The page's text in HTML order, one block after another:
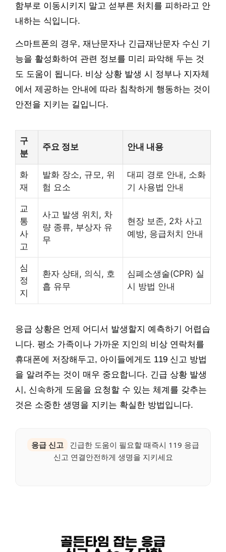
함부로 이동시키지 말고 섣부른 처치를 피하라고 안
내하는 식입니다.
스마트폰의 경우, 재난문자나 긴급재난문자 수신 기
능을 활성화하여 관련 정보를 미리 파악해 두는 것
도 도움이 됩니다. 비상 상황 발생 시 정부나 지자체
에서 제공하는 안내에 따라 침착하게 행동하는 것이
안전을 지키는 길입니다.
구
분
주요 정보 안내 내용
화
재
발화 장소, 규모, 위
험 요소
대피 경로 안내, 소화
기 사용법 안내
교
통
사
고
사고 발생 위치, 차
량 종류, 부상자 유
무
현장 보존, 2차 사고
예방, 응급처치 안내
심
정
지
환자 상태, 의식, 호
흡 유무
심폐소생술(CPR) 실
시 방법 안내
응급 상황은 언제 어디서 발생할지 예측하기 어렵습
니다. 평소 가족이나 가까운 지인의 비상 연락처를
휴대폰에 저장해두고, 아이들에게도 119 신고 방법
을 알려주는 것이 매우 중요합니다. 긴급 상황 발생
시, 신속하게 도움을 요청할 수 있는 체계를 갖추는
것은 소중한 생명을 지키는 확실한 방법입니다.
응급 신고
긴급한 도움이 필요할 때즉시 119 응급
신고 연결안전하게 생명을 지키세요